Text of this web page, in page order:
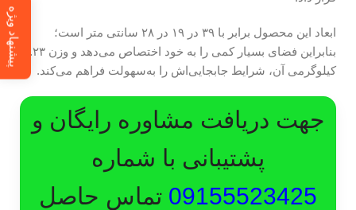
ابعاد این محصول برابر با ۳۹ در ۱۹ در ۲۸ سانتی متر است؛
بنابراین فضای بسیار کمی را به خود اختصاص می‌دهد و وزن ۲.۲۳
کیلوگرمی آن، شرایط جابجایی‌اش را به‌سهولت فراهم می‌کند.
جهت دریافت مشاوره رایگان و
پشتیبانی با شماره
09155523425 تماس حاصل
پیشنهاد ویژه